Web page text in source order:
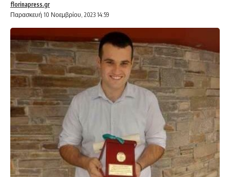
Παρασκευή 10 Νοεμβρίου, 2023 14:59
florinapress.gr